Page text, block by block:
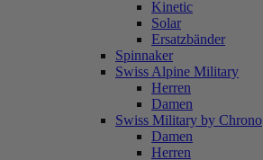
Kinetic
Solar
Ersatzbänder
Spinnaker
Swiss Alpine Military
Herren
Damen
Swiss Military by Chrono
Damen
Herren